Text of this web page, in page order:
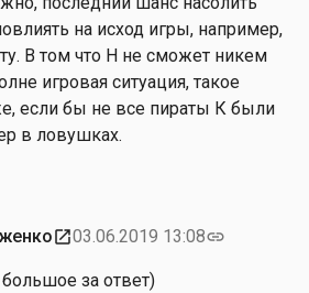
на исход игры, например,
В том что Н не сможет никем
игровая ситуация, такое
если бы не все пираты К были
в ловушках.
open_in_new03.06.2019 13:08link
за ответ)